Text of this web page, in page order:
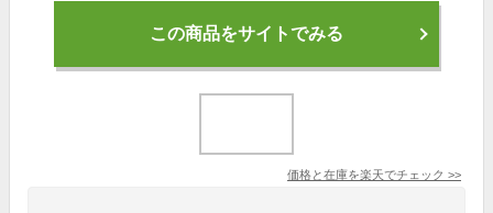
この商品をサイトでみる
価格と在庫を楽天でチェック >>